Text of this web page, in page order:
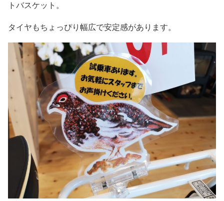
トバスケット。
タイヤもちょっぴり幅広で安定感があります。